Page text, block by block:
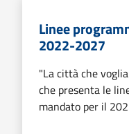
Linee
2022-2027
"La città che
che presenta le
mandato per il